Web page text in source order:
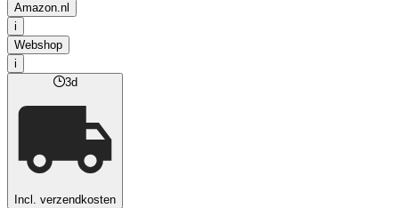
Amazon.nl
i
Webshop
i
3d
Incl. verzendkosten